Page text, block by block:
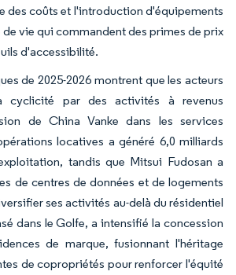
des coûts et l'introduction d'équipements
de vie qui commandent des primes de prix
d'accessibilité.
de 2025-2026 montrent que les acteurs
cyclicité par des activités à revenus
de China Vanke dans les services
locatives a généré 6,0 milliards
tandis que Mitsui Fudosan a
de centres de données et de logements
ses activités au-delà du résidentiel
dans le Golfe, a intensifié la concession
de marque, fusionnant l'héritage
de copropriétés pour renforcer l'équité